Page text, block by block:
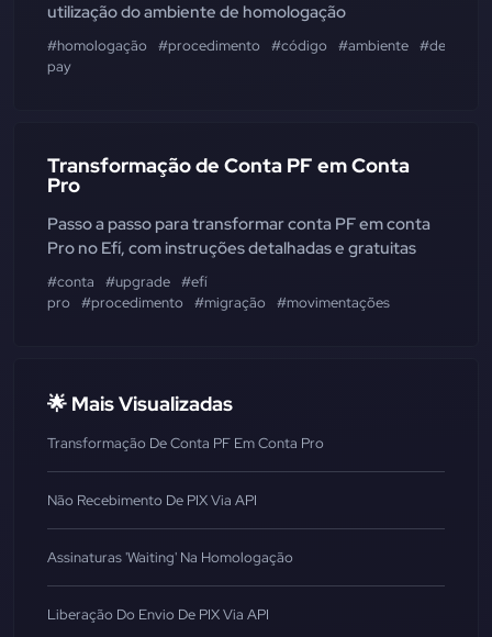
utilização do ambiente de homologação
#homologação #procedimento #código #ambiente
pay
Transformação de Conta PF em Conta
Pro
Passo a passo para transformar conta PF em conta
Pro no Efí, com instruções detalhadas e gratuitas
#conta #upgrade #efí
pro
#procedimento #migração #movimentações
🌟 Mais Visualizadas
Transformação De Conta PF Em Conta Pro
Não Recebimento De PIX Via API
Assinaturas 'Waiting' Na Homologação
Liberação Do Envio De PIX Via API